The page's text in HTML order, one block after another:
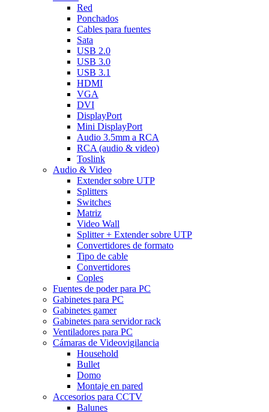
Red
Ponchados
Cables para fuentes
Sata
USB 2.0
USB 3.0
USB 3.1
HDMI
VGA
DVI
DisplayPort
Mini DisplayPort
Audio 3.5mm a RCA
RCA (audio & video)
Toslink
Audio & Video
Extender sobre UTP
Splitters
Switches
Matriz
Video Wall
Splitter + Extender sobre UTP
Convertidores de formato
Tipo de cable
Convertidores
Coples
Fuentes de poder para PC
Gabinetes para PC
Gabinetes gamer
Gabinetes para servidor rack
Ventiladores para PC
Cámaras de Videovigilancia
Household
Bullet
Domo
Montaje en pared
Accesorios para CCTV
Balunes